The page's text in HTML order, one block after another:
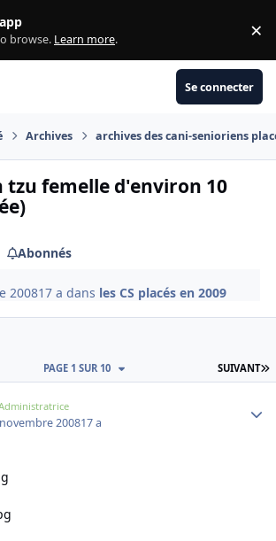
browse. Learn more. ×
Se connecter
Archives archives des cani-senioriens
tzu femelle d'environ 10
Abonnés
200817 a dans les CS placés en 2009
SUIVANT
PAGE 1 SUR 10
200817 a